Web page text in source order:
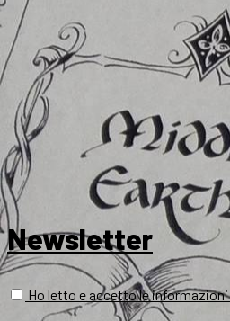
Newsletter
Ho letto e accetto le